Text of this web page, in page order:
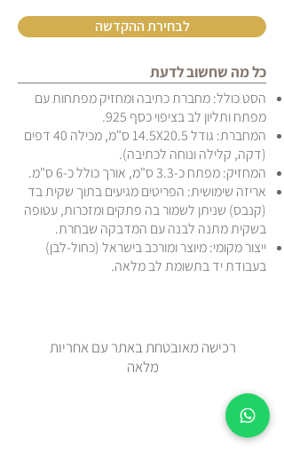
לבחירת ההקדשה
כל מה שחשוב לדעת
הסט כולל: מחברת כתיבה ומחזיק מפתחות עם
מפתח ותליון לב בציפוי כסף 925.
המחברת: גודל 14.5X20.5 ס"מ, מכילה 40 דפים
(דקה, קלילה ונוחה לכתיבה).
המחזיק: מפתח כ-3.3 ס"מ, אורך כולל כ-6 ס"מ.
אריזה שימושית: הפריטים מגיעים בתוך שקית בד
(קנבס) שניתן לשמור בה פתקים ומזכרות, עטופה
בשקית מתנה לבנה עם המדבקה שבחרת.
ייצור מקומי: מיוצר ומורכב בישראל (כחול-לבן)
בעבודת יד בתשומת לב מלאה.
רכישה מאובטחת באתר עם אחריות
מלאה